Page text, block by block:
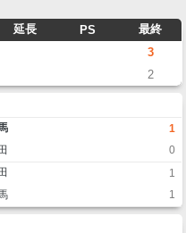
延長 PS
最終
3
2
1
0
1
1